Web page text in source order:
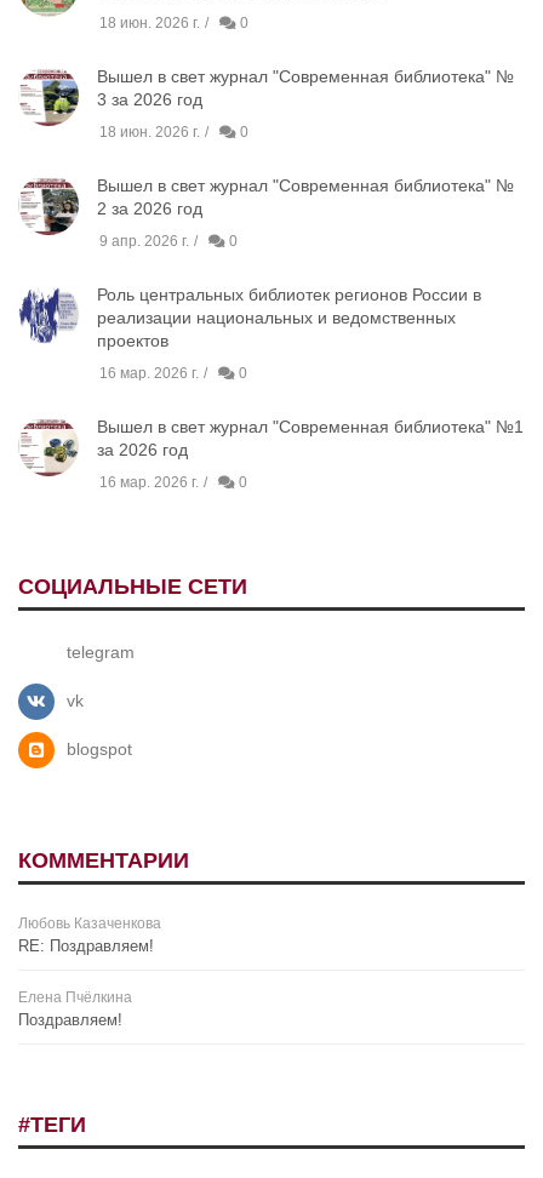
18 июн. 2026 г. 0
Вышел в свет журнал "Современная библиотека" №
3 за 2026 год
18 июн. 2026 г. 0
Вышел в свет журнал "Современная библиотека" №
2 за 2026 год
9 апр. 2026 г. 0
Роль центральных библиотек регионов России в
реализации национальных и ведомственных
проектов
16 мар. 2026 г. 0
Вышел в свет журнал "Современная библиотека" №1
за 2026 год
16 мар. 2026 г. 0
СОЦИАЛЬНЫЕ СЕТИ
telegram
vk
blogspot
КОММЕНТАРИИ
Любовь Казаченкова
RE: Поздравляем!
Елена Пчёлкина
Поздравляем!
#ТЕГИ